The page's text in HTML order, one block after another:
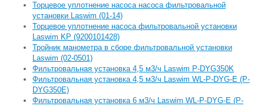
Торцевое уплотнение насоса насоса фильтровальной
установки Laswim (01-14)
Торцевое уплотнение насоса фильтровальной установки
Laswim KP (9200101428)
Тройник манометра в сборе фильтровальной установки
Laswim (02-0501)
Фильтровальная установка 4,5 м3/ч Laswim P-DYG350K
Фильтровальная установка 4,5 м3/ч Laswim WL-P-DYG-E (P-
DYG350E)
Фильтровальная установка 6 м3/ч Laswim WL-P-DYG-E (P-